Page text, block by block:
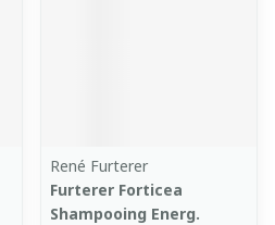
René Furterer
Furterer Forticea
Shampooing Energ.